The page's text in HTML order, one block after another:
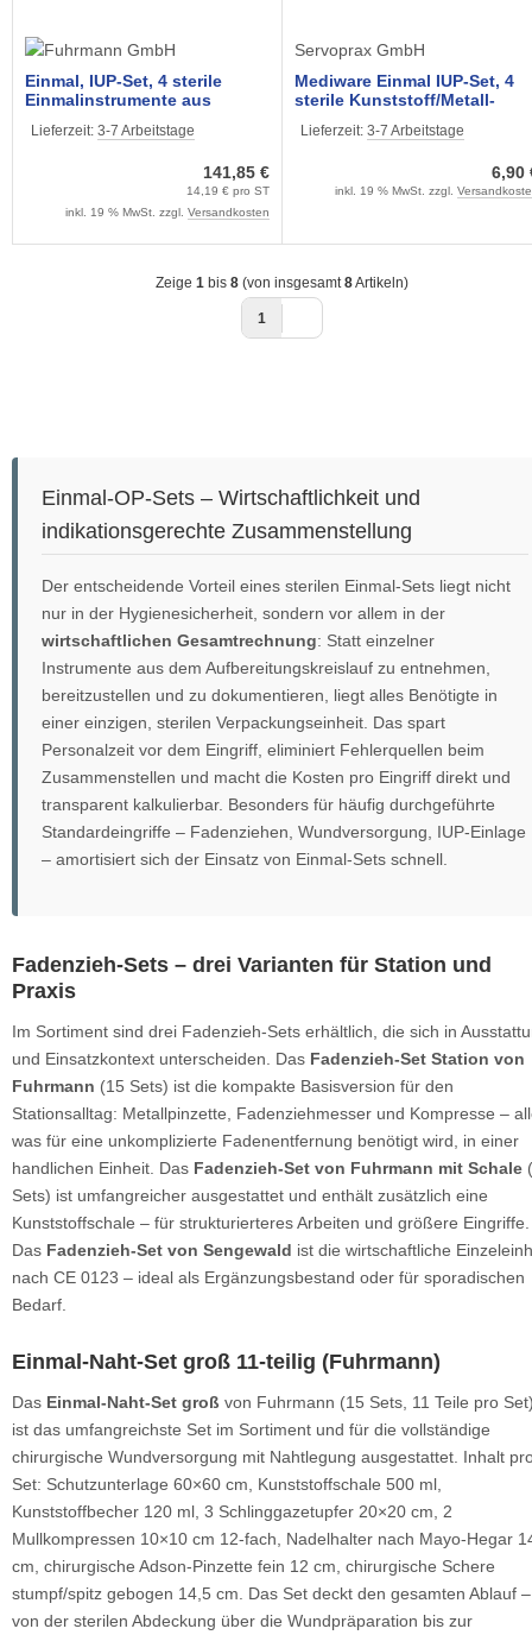
Einmal, IUP-Set, 4 sterile
Einmalinstrumente aus
Lieferzeit: 3-7 Arbeitstage
141,85 €
14,19 € pro ST
inkl. 19 % MwSt. zzgl. Versandkosten
Servoprax GmbH
Mediware Einmal IUP-Set, 4
sterile Kunststoff/Metall-
Lieferzeit: 3-7 Arbeitstage
6,90
inkl. 19 % MwSt. zzgl.
Zeige 1 bis 8 (von insgesamt8Artikeln)
1
Einmal-OP-Sets – Wirtschaftlichkeit und
indikationsgerechte Zusammenstellung
Der entscheidende Vorteil eines sterilen Einmal-Sets liegt nicht
nur in der Hygienesicherheit, sondern vor allem in der
wirtschaftlichen Gesamtrechnung: Statt einzelner
Instrumente aus dem Aufbereitungskreislauf zu entnehmen,
bereitzustellen und zu dokumentieren, liegt alles Benötigte in
einer einzigen, sterilen Verpackungseinheit. Das spart
Personalzeit vor dem Eingriff, eliminiert Fehlerquellen beim
Zusammenstellen und macht die Kosten pro Eingriff direkt und
transparent kalkulierbar. Besonders für häufig durchgeführte
Standardeingriffe – Fadenziehen, Wundversorgung, IUP-Einlage
– amortisiert sich der Einsatz von Einmal-Sets schnell.
Fadenzieh-Sets – drei Varianten für Station und
Praxis
Im Sortiment sind drei Fadenzieh-Sets erhältlich, die sich in
und Einsatzkontext unterscheiden. Das Fadenzieh-Set Station von
Fuhrmann (15 Sets) ist die kompakte Basisversion für den
Stationsalltag: Metallpinzette, Fadenziehmesser und Kompresse –
was für eine unkomplizierte Fadenentfernung benötigt wird, in einer
handlichen Einheit. Das Fadenzieh-Set von Fuhrmann mit Schale
Sets) ist umfangreicher ausgestattet und enthält zusätzlich eine
Kunststoffschale – für strukturierteres Arbeiten und größere Eingriffe.
Das Fadenzieh-Set von Sengewald ist die wirtschaftliche
nach CE 0123 – ideal als Ergänzungsbestand oder für sporadischen
Bedarf.
Einmal-Naht-Set groß 11-teilig (Fuhrmann)
Das Einmal-Naht-Set groß von Fuhrmann (15 Sets, 11 Teile pro
ist das umfangreichste Set im Sortiment und für die vollständige
chirurgische Wundversorgung mit Nahtlegung ausgestattet. Inhalt
Set: Schutzunterlage 60×60 cm, Kunststoffschale 500 ml,
Kunststoffbecher 120 ml, 3 Schlinggazetupfer 20×20 cm, 2
Mullkompressen 10×10 cm 12-fach, Nadelhalter nach Mayo-Hegar
cm, chirurgische Adson-Pinzette fein 12 cm, chirurgische Schere
stumpf/spitz gebogen 14,5 cm. Das Set deckt den gesamten Ablauf –
von der sterilen Abdeckung über die Wundpräparation bis zur